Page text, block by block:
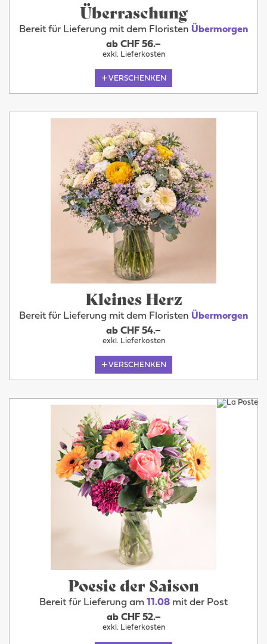
Überraschung
Bereit für Lieferung mit dem Floristen Übermorgen
ab CHF 56.–
exkl. Lieferkosten
VERSCHENKEN
Kleines Herz
Bereit für Lieferung mit dem Floristen Übermorgen
ab CHF 54.–
exkl. Lieferkosten
VERSCHENKEN
Poesie der Saison
Bereit für Lieferung am 11.08 mit der Post
ab CHF 52.–
exkl. Lieferkosten